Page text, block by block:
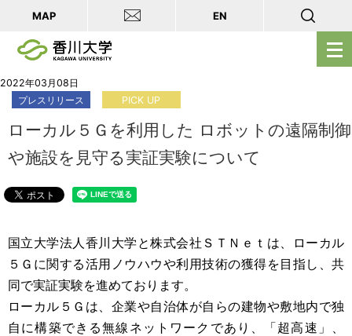
メ
ニ
を
MAP EN
2022年03月08日
プレスリリース
PICK UP
ローカル５Ｇを利用した ロボットの遠隔制御
や施設を見守る実証実験について
国立大学法人香川大学と株式会社ＳＴＮｅｔは、ローカル
５Ｇに関する活用ノウハウや利用技術の獲得を目指し、共
同で実証実験を進めております。
ローカル５Ｇは、企業や自治体が自らの建物や敷地内で独
自に構築できる無線ネットワークであり、「超高速」、